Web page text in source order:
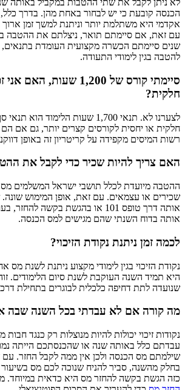
לא ניתן לקבל את שתי ההטבות במקביל באותה
הכנסה קובעת כי יש לבחור באחת מהן. בדרך
אקדמי היא משתלמת יותר וניתנת למשך זמן ארוך
עם זאת, אם סיימתם תואר, ניצלתם את ההטבה
שנים סיימתם הכשרה מקצועית העומדת בתנאים,
להטבה בגין לימודי התעודה.
סיימתי קורס של 1,200 שעות,
חלקית?
לצערנו לא. תנאי 1,700 שעות הלימוד
חלקית או יחסית לקורסים קצרים יותר, גם אם הם
רשות המיסים מקפידה על קריטריון זה באופן
האם צריך להיות שכיר כדי לקבל את
ההטבה מיועדת לכלל תושבי ישראל המשלמים
שכירים או עצמאים. עם זאת, אופן המימוש שונה.
אותה דרך טופס 101 או בהגשת בקשה
אותה בדוח השנתי שהם מגישים למס הכנסה.
לכמה זמן ניתנת נקודת הזיכוי?
נקודת הזיכוי בגין לימודי מקצוע ניתנת לשנת מס
היא תמיד השנה העוקבת לשנת סיום הלימודים.
שנועדה לתת דחיפה כלכלית לבוגרים בתחילת
מה קורה אם לא עבדתי בכל השנה שבה
נקודות זיכוי יכולות להיות מנוצלות רק כנגד
עבדתם כלל באותה שנה או שהכנסתכם הייתה
שילמתם מס הכנסה ולכן אין ממה לקבל החזר.
בחלק מהשנה, סביר להניח שנוכה לכם מס בשיעור
כזה הגשת בקשה להחזר מס היא כדאית במיוחד.